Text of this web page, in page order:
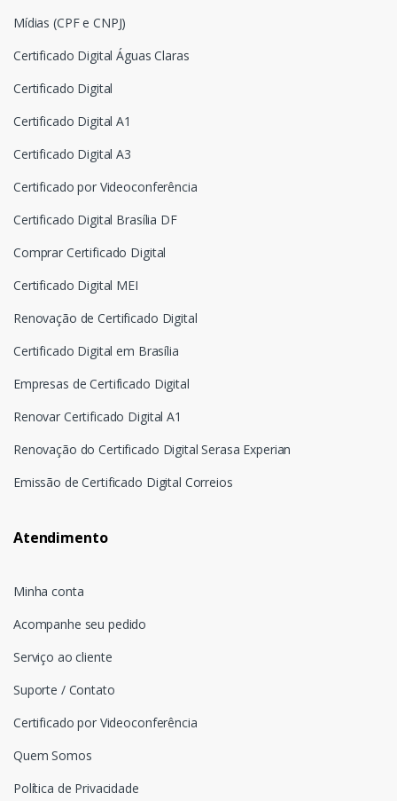
Mídias (CPF e CNPJ)
Certificado Digital Águas Claras
Certificado Digital
Certificado Digital A1
Certificado Digital A3
Certificado por Videoconferência
Certificado Digital Brasília DF
Comprar Certificado Digital
Certificado Digital MEI
Renovação de Certificado Digital
Certificado Digital em Brasília
Empresas de Certificado Digital
Renovar Certificado Digital A1
Renovação do Certificado Digital Serasa Experian
Emissão de Certificado Digital Correios
Atendimento
Minha conta
Acompanhe seu pedido
Serviço ao cliente
Suporte / Contato
Certificado por Videoconferência
Quem Somos
Política de Privacidade